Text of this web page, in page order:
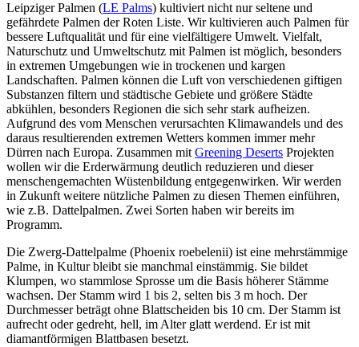
Leipziger Palmen (LE Palms) kultiviert nicht nur seltene und
gefährdete Palmen der Roten Liste. Wir kultivieren auch Palmen für
bessere Luftqualität und für eine vielfältigere Umwelt. Vielfalt,
Naturschutz und Umweltschutz mit Palmen ist möglich, besonders
in extremen Umgebungen wie in trockenen und kargen
Landschaften. Palmen können die Luft von verschiedenen giftigen
Substanzen filtern und städtische Gebiete und größere Städte
abkühlen, besonders Regionen die sich sehr stark aufheizen.
Aufgrund des vom Menschen verursachten Klimawandels und des
daraus resultierenden extremen Wetters kommen immer mehr
Dürren nach Europa. Zusammen mit Greening Deserts Projekten
wollen wir die Erderwärmung deutlich reduzieren und dieser
menschengemachten Wüstenbildung entgegenwirken. Wir werden
in Zukunft weitere nützliche Palmen zu diesen Themen einführen,
wie z.B. Dattelpalmen. Zwei Sorten haben wir bereits im
Programm.
Die Zwerg-Dattelpalme (Phoenix roebelenii) ist eine mehrstämmige
Palme, in Kultur bleibt sie manchmal einstämmig. Sie bildet
Klumpen, wo stammlose Sprosse um die Basis höherer Stämme
wachsen. Der Stamm wird 1 bis 2, selten bis 3 m hoch. Der
Durchmesser beträgt ohne Blattscheiden bis 10 cm. Der Stamm ist
aufrecht oder gedreht, hell, im Alter glatt werdend. Er ist mit
diamantförmigen Blattbasen besetzt.